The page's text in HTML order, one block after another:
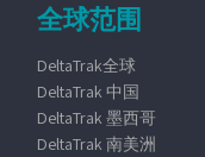
全球范围
DeltaTrak全球
DeltaTrak 中国
DeltaTrak 墨西哥
DeltaTrak 南美洲